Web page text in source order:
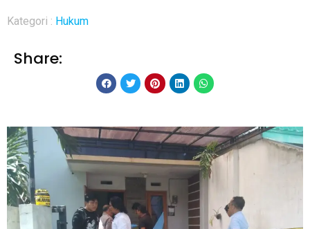
Kategori : Hukum
Share: